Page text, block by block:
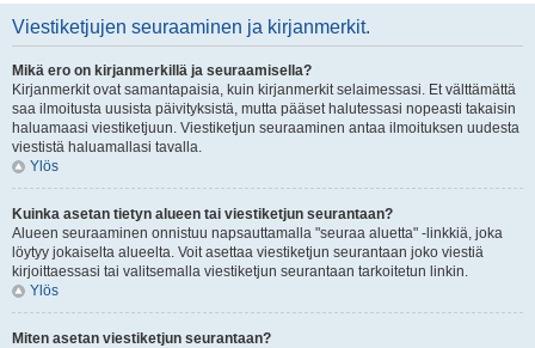
Viestiketjujen seuraaminen ja kirjanmerkit.
Mikä ero on kirjanmerkillä ja seuraamisella?
Kirjanmerkit ovat samantapaisia, kuin kirjanmerkit selaimessasi. Et välttämättä
saa ilmoitusta uusista päivityksistä, mutta pääset halutessasi nopeasti takaisin
haluamaasi viestiketjuun. Viestiketjun seuraaminen antaa ilmoituksen uudesta
viestistä haluamallasi tavalla.
Ylös
Kuinka asetan tietyn alueen tai viestiketjun seurantaan?
Alueen seuraaminen onnistuu napsauttamalla "seuraa aluetta" -linkkiä, joka
löytyy jokaiselta alueelta. Voit asettaa viestiketjun seurantaan joko viestiä
kirjoittaessasi tai valitsemalla viestiketjun seurantaan tarkoitetun linkin.
Ylös
Miten asetan viestiketjun seurantaan?